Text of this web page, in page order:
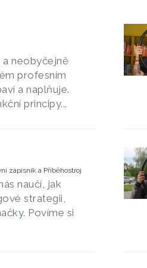
a neobyčejně
profesním
a naplňuje.
principy...
zápisník a Příběhostroj
naučí, jak
strategii,
Povíme si